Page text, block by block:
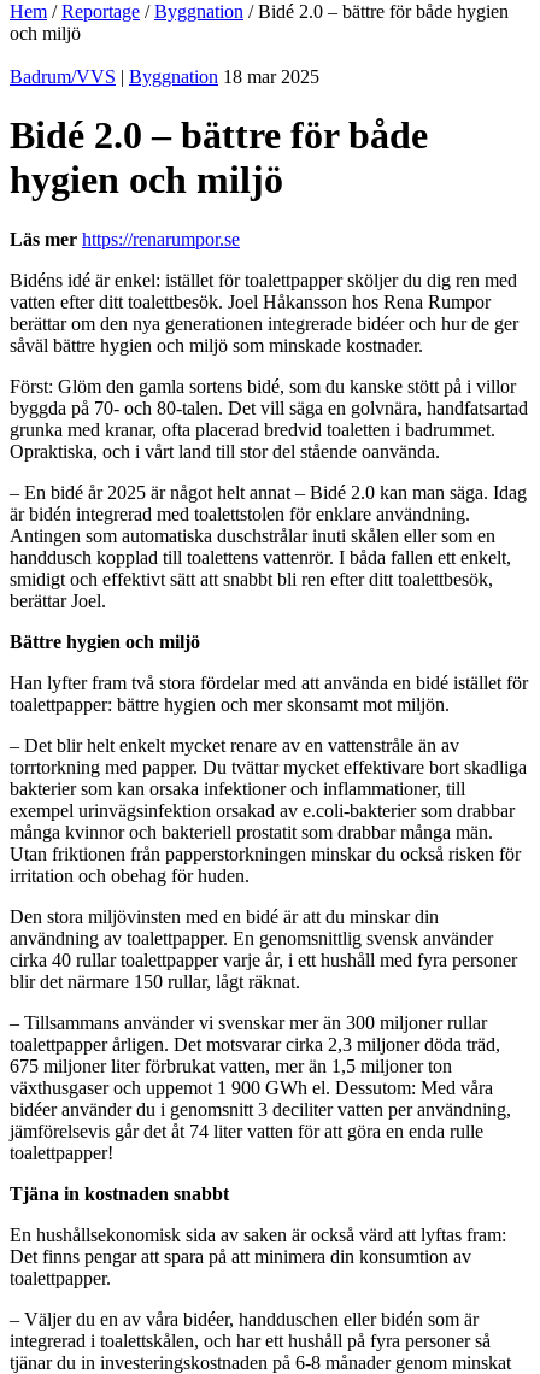
Hem /Reportage /Byggnation /Bidé 2.0 – bättre för både hygien
och miljö
Badrum/VVS | Byggnation 18 mar 2025
Bidé 2.0 – bättre för både
hygien och miljö
Läs mer https://renarumpor.se
Bidéns idé är enkel: istället för toalettpapper sköljer du dig ren med
vatten efter ditt toalettbesök. Joel Håkansson hos Rena Rumpor
berättar om den nya generationen integrerade bidéer och hur de ger
såväl bättre hygien och miljö som minskade kostnader.
Först: Glöm den gamla sortens bidé, som du kanske stött på i villor
byggda på 70- och 80-talen. Det vill säga en golvnära, handfatsartad
grunka med kranar, ofta placerad bredvid toaletten i badrummet.
Opraktiska, och i vårt land till stor del stående oanvända.
– En bidé år 2025 är något helt annat – Bidé 2.0 kan man säga. Idag
är bidén integrerad med toalettstolen för enklare användning.
Antingen som automatiska duschstrålar inuti skålen eller som en
handdusch kopplad till toalettens vattenrör. I båda fallen ett enkelt,
smidigt och effektivt sätt att snabbt bli ren efter ditt toalettbesök,
berättar Joel.
Bättre hygien och miljö
Han lyfter fram två stora fördelar med att använda en bidé istället för
toalettpapper: bättre hygien och mer skonsamt mot miljön.
– Det blir helt enkelt mycket renare av en vattenstråle än av
torrtorkning med papper. Du tvättar mycket effektivare bort skadliga
bakterier som kan orsaka infektioner och inflammationer, till
exempel urinvägsinfektion orsakad av e.coli-bakterier som drabbar
många kvinnor och bakteriell prostatit som drabbar många män.
Utan friktionen från papperstorkningen minskar du också risken för
irritation och obehag för huden.
Den stora miljövinsten med en bidé är att du minskar din
användning av toalettpapper. En genomsnittlig svensk använder
cirka 40 rullar toalettpapper varje år, i ett hushåll med fyra personer
blir det närmare 150 rullar, lågt räknat.
– Tillsammans använder vi svenskar mer än 300 miljoner rullar
toalettpapper årligen. Det motsvarar cirka 2,3 miljoner döda träd,
675 miljoner liter förbrukat vatten, mer än 1,5 miljoner ton
växthusgaser och uppemot 1 900 GWh el. Dessutom: Med våra
bidéer använder du i genomsnitt 3 deciliter vatten per användning,
jämförelsevis går det åt 74 liter vatten för att göra en enda rulle
toalettpapper!
Tjäna in kostnaden snabbt
En hushållsekonomisk sida av saken är också värd att lyftas fram:
Det finns pengar att spara på att minimera din konsumtion av
toalettpapper.
– Väljer du en av våra bidéer, handduschen eller bidén som är
integrerad i toalettskålen, och har ett hushåll på fyra personer så
tjänar du in investeringskostnaden på 6-8 månader genom minskat